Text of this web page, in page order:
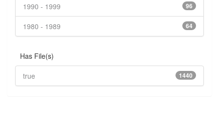
96
1990 - 1999
64
1980 - 1989
Has File(s)
1440
true